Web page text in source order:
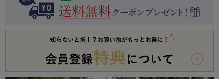
春 夏 冬
すべての生地一覧はこちら
作務衣
ーブ
ズボン単品